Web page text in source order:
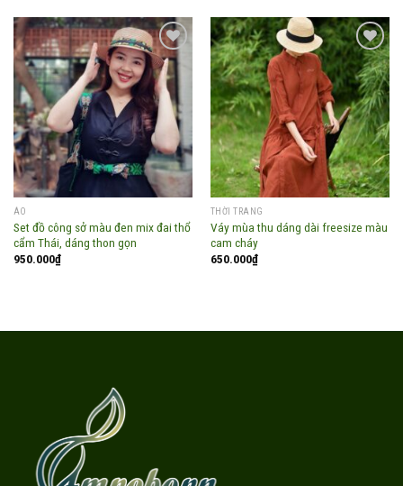
Add to
wishlist
ÁO
Set đồ công sở màu đen mix đai thổ
cẩm Thái, dáng thon gọn
950.000₫
Add to
wishlist
THỜI TRANG
Váy mùa thu dáng dài freesize màu
cam cháy
650.000₫